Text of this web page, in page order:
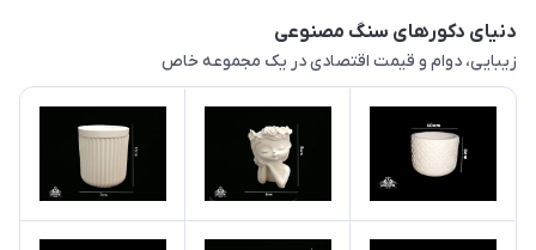
دنیای دکورهای سنگ مصنوعی
زیبایی، دوام و قیمت اقتصادی در یک مجموعه خاص